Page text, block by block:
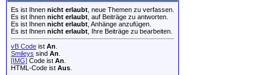
Es ist Ihnen nicht erlaubt , neue Themen zu verfassen.
Es ist Ihnen nicht erlaubt , auf Beiträge zu antworten.
Es ist Ihnen nicht erlaubt , Anhänge anzufügen.
Es ist Ihnen nicht erlaubt , Ihre Beiträge zu bearbeiten.
vB Code ist An
Smileys sind An
[IMG] Code ist An
HTML-Code ist Aus